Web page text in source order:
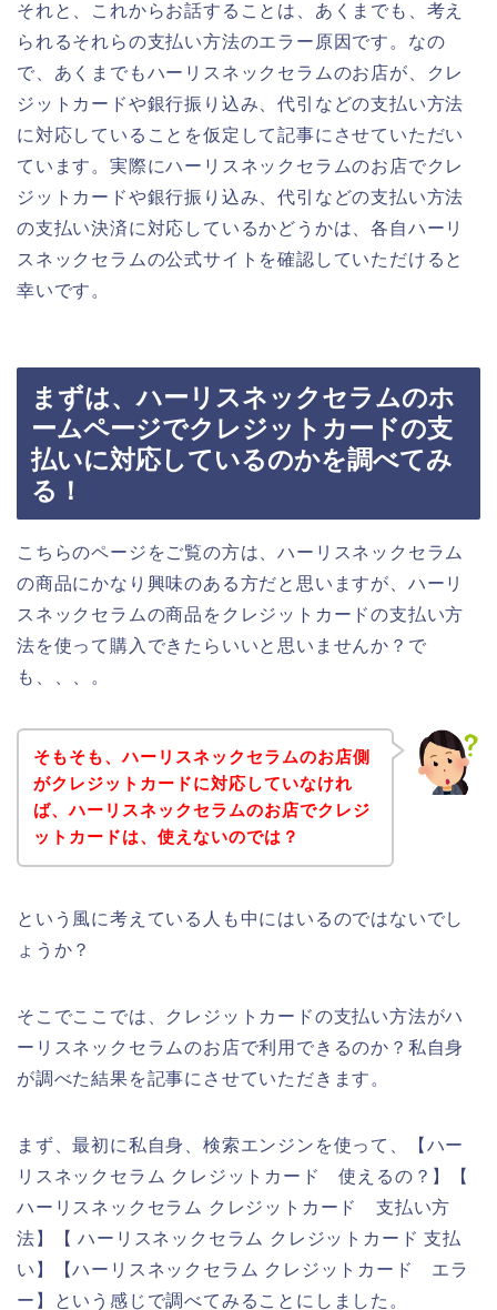
それと、これからお話することは、あくまでも、考え
られるそれらの支払い方法のエラー原因です。なの
で、あくまでもハーリスネックセラムのお店が、クレ
ジットカードや銀行振り込み、代引などの支払い方法
に対応していることを仮定して記事にさせていただい
ています。実際にハーリスネックセラムのお店でクレ
ジットカードや銀行振り込み、代引などの支払い方法
の支払い決済に対応しているかどうかは、各自ハーリ
スネックセラムの公式サイトを確認していただけると
幸いです。
まずは、ハーリスネックセラムのホ
ームページでクレジットカードの支
払いに対応しているのかを調べてみ
る！
こちらのページをご覧の方は、ハーリスネックセラム
の商品にかなり興味のある方だと思いますが、ハーリ
スネックセラムの商品をクレジットカードの支払い方
法を使って購入できたらいいと思いませんか？で
も、、、。
そもそも、ハーリスネックセラムのお店側
がクレジットカードに対応していなけれ
ば、ハーリスネックセラムのお店でクレジ
ットカードは、使えないのでは？
という風に考えている人も中にはいるのではないでし
ょうか？
そこでここでは、クレジットカードの支払い方法がハ
ーリスネックセラムのお店で利用できるのか？私自身
が調べた結果を記事にさせていただきます。
まず、最初に私自身、検索エンジンを使って、【ハー
リスネックセラム クレジットカード 使えるの？】【
ハーリスネックセラム クレジットカード 支払い方
法】【 ハーリスネックセラム クレジットカード 支払
い】【ハーリスネックセラム クレジットカード エラ
ー】という感じで調べてみることにしました。